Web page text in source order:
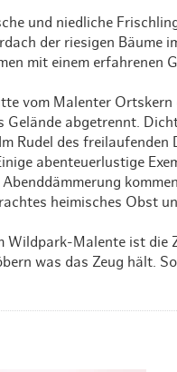
und niedliche
der riesigen Bäume
mit einem erfahrenen
vom Malenter
Gelände abgetrennt.
Rudel des
abenteuerlustige
Abenddämmerung
heimisches Obst
Wildpark-Malente ist die
was das Zeug hält.